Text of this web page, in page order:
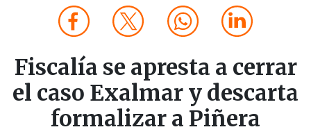
Fiscalía se apresta a cerrar
el caso Exalmar y descarta
formalizar a Piñera